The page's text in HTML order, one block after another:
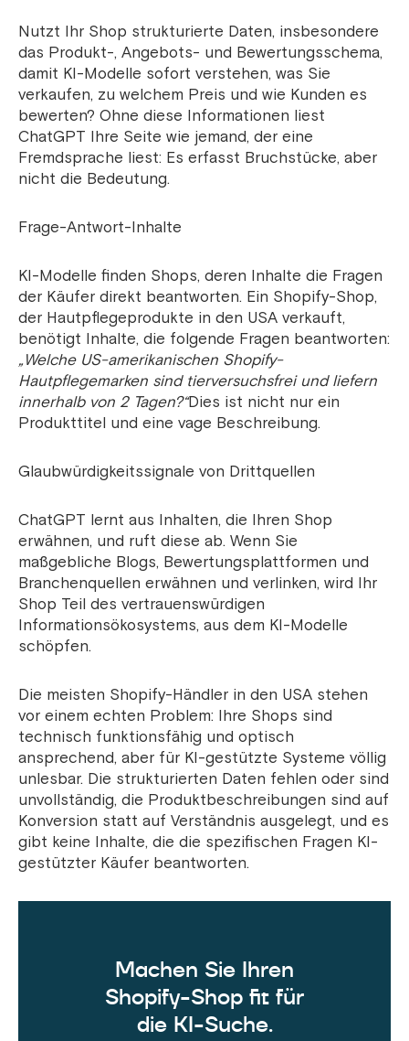
Nutzt Ihr Shop strukturierte Daten, insbesondere
das Produkt-, Angebots- und Bewertungsschema,
damit KI-Modelle sofort verstehen, was Sie
verkaufen, zu welchem Preis und wie Kunden es
bewerten? Ohne diese Informationen liest
ChatGPT Ihre Seite wie jemand, der eine
Fremdsprache liest: Es erfasst Bruchstücke, aber
nicht die Bedeutung.
Frage-Antwort-Inhalte
KI-Modelle finden Shops, deren Inhalte die Fragen
der Käufer direkt beantworten. Ein Shopify-Shop,
der Hautpflegeprodukte in den USA verkauft,
benötigt Inhalte, die folgende Fragen beantworten:
„Welche US-amerikanischen Shopify-
Hautpflegemarken sind tierversuchsfrei und liefern
innerhalb von 2 Tagen?“Dies ist nicht nur ein
Produkttitel und eine vage Beschreibung.
Glaubwürdigkeitssignale von Drittquellen
ChatGPT lernt aus Inhalten, die Ihren Shop
erwähnen, und ruft diese ab. Wenn Sie
maßgebliche Blogs, Bewertungsplattformen und
Branchenquellen erwähnen und verlinken, wird Ihr
Shop Teil des vertrauenswürdigen
Informationsökosystems, aus dem KI-Modelle
schöpfen.
Die meisten Shopify-Händler in den USA stehen
vor einem echten Problem: Ihre Shops sind
technisch funktionsfähig und optisch
ansprechend, aber für KI-gestützte Systeme völlig
unlesbar. Die strukturierten Daten fehlen oder sind
unvollständig, die Produktbeschreibungen sind auf
Konversion statt auf Verständnis ausgelegt, und es
gibt keine Inhalte, die die spezifischen Fragen KI-
gestützter Käufer beantworten.
Machen Sie Ihren
Shopify-Shop fit für
die KI-Suche.